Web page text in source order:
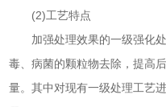
(2)工艺特点
加强处理效果的一级强化处
毒、病菌的颗粒物去除，提高
量。其中对现有一级处理工艺